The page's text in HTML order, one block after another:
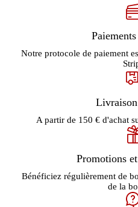
Notre protocole de paiement
A partir de 150 € d'achat
Promotions
Bénéficiez régulièrement de
de la